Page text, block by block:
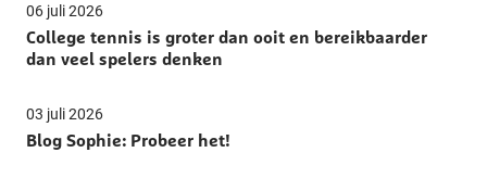
06 juli 2026
College tennis is groter dan ooit en bereikbaarder
dan veel spelers denken
03 juli 2026
Blog Sophie: Probeer het!